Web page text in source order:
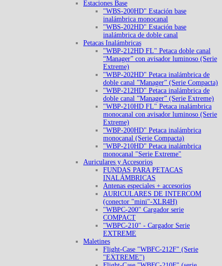
Estaciones Base
"WBS-200HD" Estación base
inalámbrica monocanal
"WBS-202HD" Estación base
inalámbrica de doble canal
Petacas Inalámbricas
"WBP-212HD FL" Petaca doble canal
“Manager” con avisador luminoso (Serie
Extreme)
"WBP-202HD" Petaca inalámbrica de
doble canal ”Manager” (Serie Compacta)
"WBP-212HD" Petaca inalámbrica de
doble canal ”Manager” (Serie Extreme)
"WBP-210HD FL" Petaca inalámbrica
monocanal con avisador luminoso (Serie
Extreme)
"WBP-200HD" Petaca inalámbrica
monocanal (Serie Compacta)
"WBP-210HD" Petaca inalámbrica
monocanal "Serie Extreme"
Auriculares y Accesorios
FUNDAS PARA PETACAS
INALÁMBRICAS
Antenas especiales + accesorios
AURICULARES DE INTERCOM
(conector "mini"-XLR4H)
"WBPC-200" Cargador serie
COMPACT
"WBPC-210" - Cargador Serie
EXTREME
Maletines
Flight-Case "WBFC-212F" (Serie
"EXTREME")